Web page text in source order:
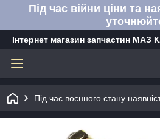
Під час війни ціни та
Інтернет магазин запчастин
Під час воєнного стану